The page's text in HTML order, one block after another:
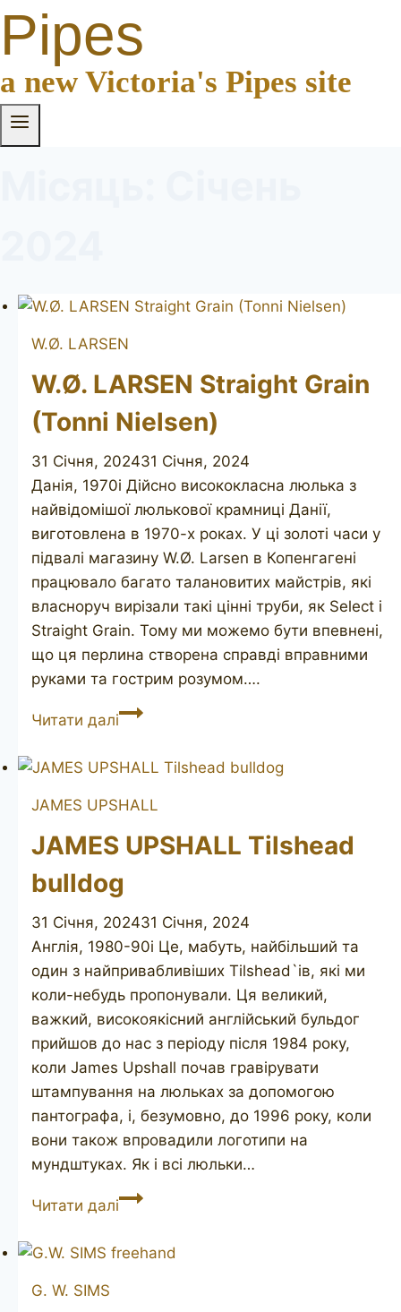
Pipes
a new Victoria's Pipes site
W.Ø. LARSEN
W.Ø. LARSEN Straight Grain
(Tonni Nielsen)
31 Січня, 202431 Січня, 2024
Данія, 1970і Дійсно висококласна люлька з
найвідомішої люлькової крамниці Данії,
виготовлена в 1970-х роках. У ці золоті часи у
підвалі магазину W.Ø. Larsen в Копенгагені
працювало багато талановитих майстрів, які
власноруч вирізали такі цінні труби, як Select і
Straight Grain. Тому ми можемо бути впевнені,
що ця перлина створена справді вправними
руками та гострим розумом….
Читати даліW.Ø.
Straight
(Tonni
Nielsen)
JAMES UPSHALL
JAMES UPSHALL Tilshead
bulldog
31 Січня, 202431 Січня, 2024
Англія, 1980-90і Це, мабуть, найбільший та
один з найпривабливіших Tilshead`ів, які ми
коли-небудь пропонували. Ця великий,
важкий, високоякісний англійський бульдог
прийшов до нас з періоду після 1984 року,
коли James Upshall почав гравірувати
штампування на люльках за допомогою
пантографа, і, безумовно, до 1996 року, коли
вони також впровадили логотипи на
мундштуках. Як і всі люльки…
Читати даліJAMES
Tilshead
G. W. SIMS